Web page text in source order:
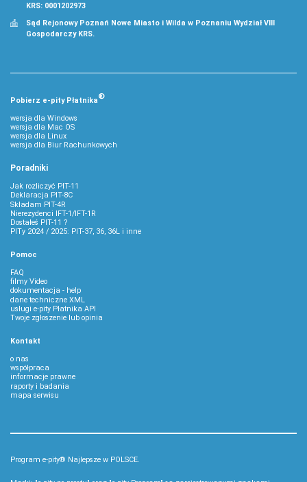
KRS: 0001202973
Sąd Rejonowy Poznań Nowe Miasto i Wilda w Poznaniu Wydział VIII
Gospodarczy KRS.
Pobierz e‑pity Płatnika®
wersja dla Windows
wersja dla Mac OS
wersja dla Linux
wersja dla Biur Rachunkowych
Poradniki
Jak rozliczyć PIT-11
Deklaracja PIT-8C
Składam PIT-4R
Nierezydenci IFT-1/IFT-1R
Dostałeś PIT-11 ?
PITy 2024 / 2025: PIT-37, 36, 36L i inne
Pomoc
FAQ
filmy Video
dokumentacja - help
dane techniczne XML
usługi e-pity Płatnika API
Twoje zgłoszenie lub opinia
Kontakt
o nas
współpraca
informacje prawne
raporty i badania
mapa serwisu
Program e-pity® Najlepsze w POLSCE.